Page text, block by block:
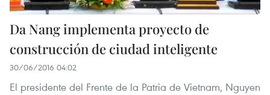
Da Nang implementa proyecto de
construcción de ciudad inteligente
30/06/2016 04:02
El presidente del Frente de la Patria de Vietnam, Nguyen